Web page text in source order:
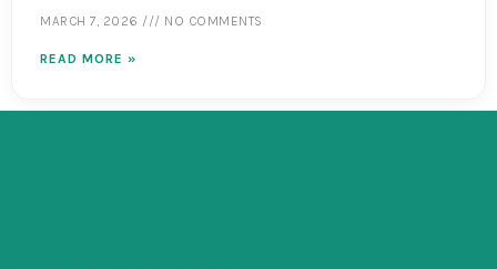
MARCH 7, 2026 NO COMMENTS
READ MORE »